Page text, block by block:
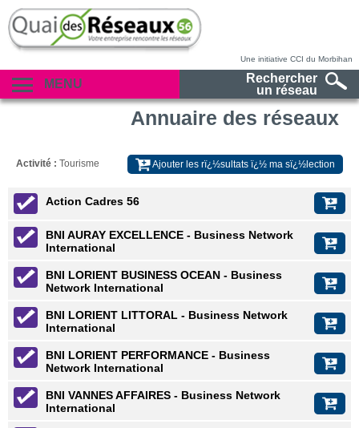
Une initiative CCI du Morbihan
MENU
Rechercher
un réseau
Annuaire des réseaux
Ajouter les rï¿½sultats ï¿½ ma sï¿½lection
Activité : Tourisme
Action Cadres 56
BNI AURAY EXCELLENCE - Business Network
International
BNI LORIENT BUSINESS OCEAN - Business
Network International
BNI LORIENT LITTORAL - Business Network
International
BNI LORIENT PERFORMANCE - Business
Network International
BNI VANNES AFFAIRES - Business Network
International